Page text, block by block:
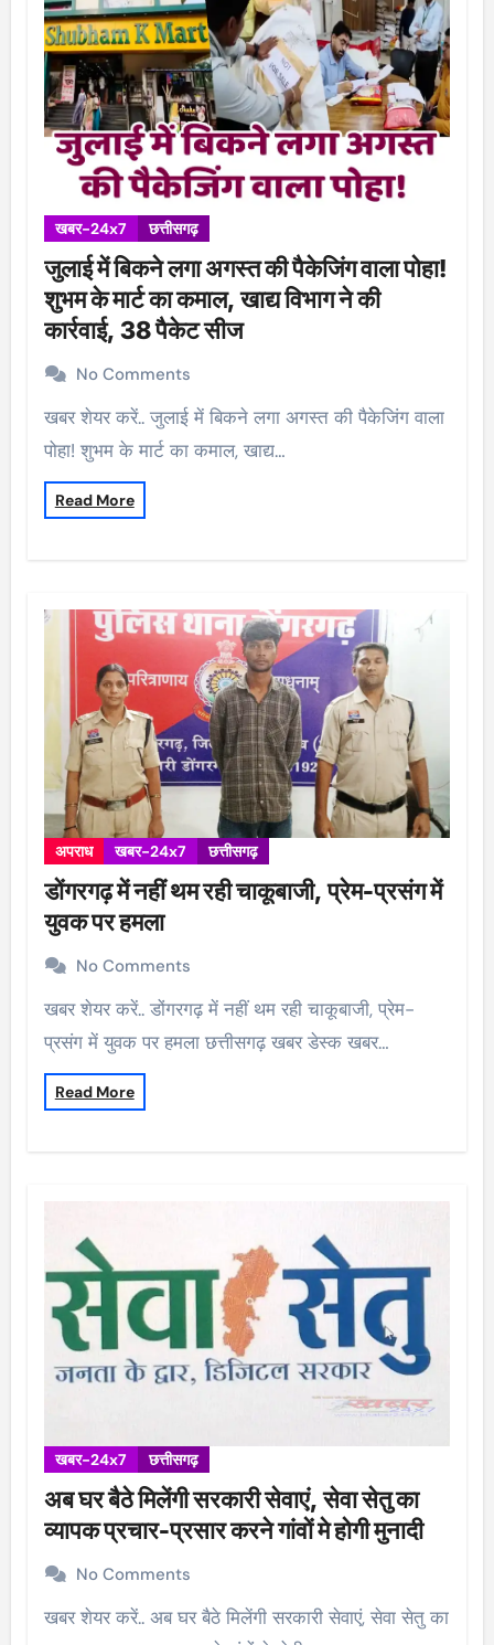
खबर-24x7 छत्तीसगढ़
जुलाई में बिकने लगा अगस्त की पैकेजिंग वाला पोहा!
शुभम के मार्ट का कमाल, खाद्य विभाग ने की
कार्रवाई, 38 पैकेट सीज
No Comments
खबर शेयर करें.. जुलाई में बिकने लगा अगस्त की पैकेजिंग वाला
पोहा! शुभम के मार्ट का कमाल, खाद्य…
Read More
अपराध खबर-24x7 छत्तीसगढ़
डोंगरगढ़ में नहीं थम रही चाकूबाजी, प्रेम-प्रसंग में
युवक पर हमला
No Comments
खबर शेयर करें.. डोंगरगढ़ में नहीं थम रही चाकूबाजी, प्रेम-
प्रसंग में युवक पर हमला छत्तीसगढ़ खबर डेस्क खबर…
Read More
खबर-24x7 छत्तीसगढ़
अब घर बैठे मिलेंगी सरकारी सेवाएं, सेवा सेतु का
व्यापक प्रचार-प्रसार करने गांवों मे होगी मुनादी
No Comments
खबर शेयर करें.. अब घर बैठे मिलेंगी सरकारी सेवाएं, सेवा सेतु का